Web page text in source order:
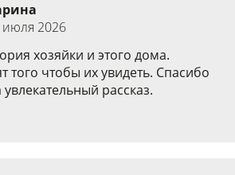
июля 2026
хозяйки и этого дома.
того чтобы их увидеть. Спасибо
увлекательный рассказ.